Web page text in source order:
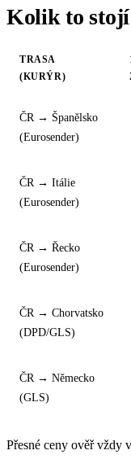
Kolik to
TRASA
(KURÝR)
ČR → Španělsko
(Eurosender)
ČR → Itálie
(Eurosender)
ČR → Řecko
(Eurosender)
ČR → Chorvatsko
(DPD/GLS)
ČR → Německo
(GLS)
Přesné ceny ověř vždy